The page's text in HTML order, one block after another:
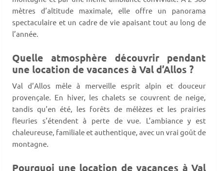
mètres d’altitude maximale, elle offre un panorama
spectaculaire et un cadre de vie apaisant tout au long de
l’année.
Quelle atmosphère découvrir pendant
une location de vacances à Val d’Allos ?
Val d’Allos mêle à merveille esprit alpin et douceur
provençale. En hiver, les chalets se couvrent de neige,
tandis qu’en été, les forêts de mélèzes et les prairies
fleuries s’étendent à perte de vue. L’ambiance y est
chaleureuse, familiale et authentique, avec un vrai goût de
montagne.
Pourquoi une location de vacances à Val